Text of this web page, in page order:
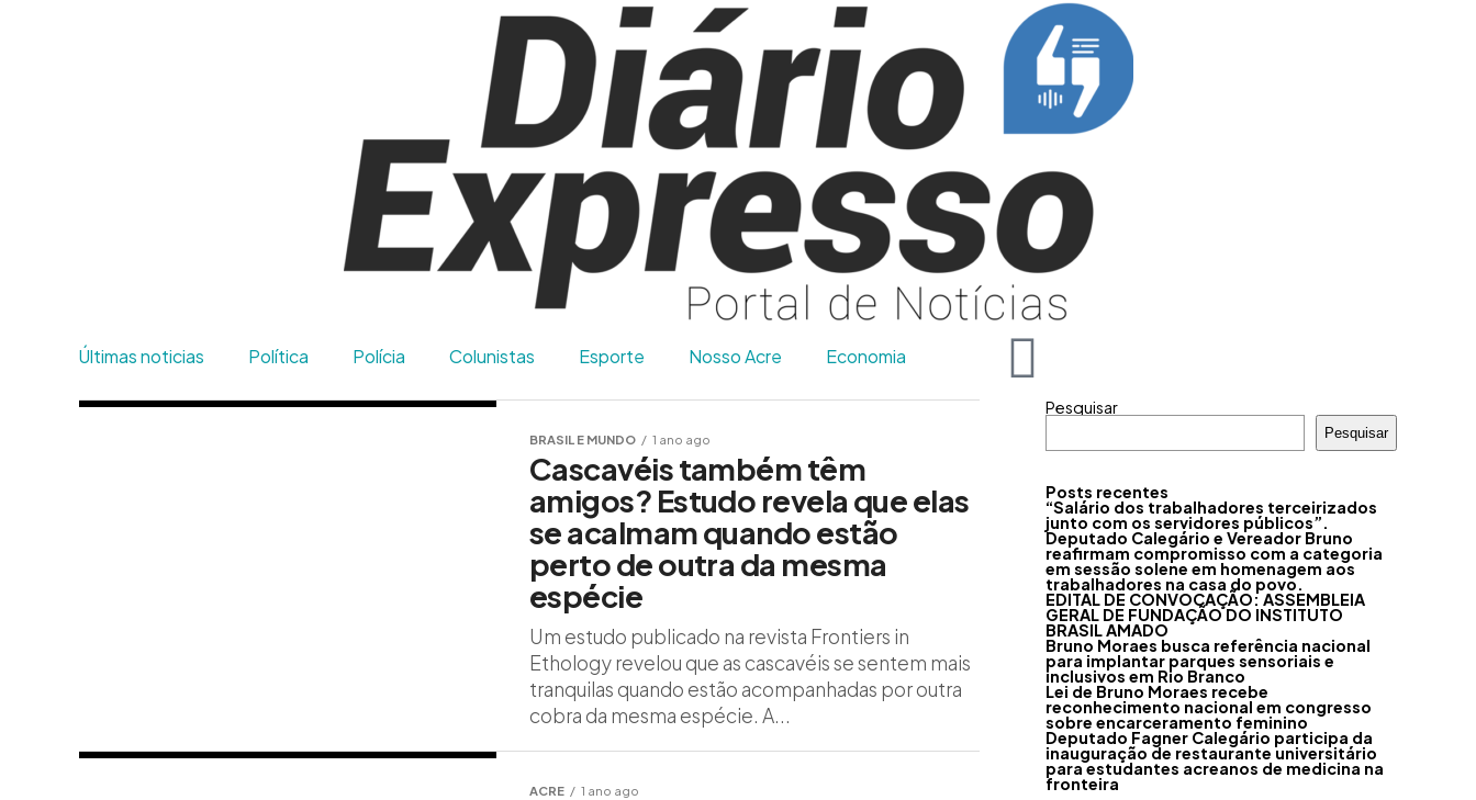
Últimas noticias Política Polícia Colunistas Esporte Nosso Acre Economia
BRASIL E MUNDO 1 ano ago
Cascavéis também têm
amigos? Estudo revela que elas
se acalmam quando estão
perto de outra da mesma
espécie
Um estudo publicado na revista Frontiers in
Ethology revelou que as cascavéis se sentem mais
tranquilas quando estão acompanhadas por outra
cobra da mesma espécie. A...
ACRE 1 ano ago
Pesquisar
Pesquisar
Posts recentes
“Salário dos trabalhadores terceirizados
junto com os servidores públicos”.
Deputado Calegário e Vereador Bruno
reafirmam compromisso com a categoria
em sessão solene em homenagem aos
trabalhadores na casa do povo.
EDITAL DE CONVOCAÇÃO: ASSEMBLEIA
GERAL DE FUNDAÇÃO DO INSTITUTO
BRASIL AMADO
Bruno Moraes busca referência nacional
para implantar parques sensoriais e
inclusivos em Rio Branco
Lei de Bruno Moraes recebe
reconhecimento nacional em congresso
sobre encarceramento feminino
Deputado Fagner Calegário participa da
inauguração de restaurante universitário
para estudantes acreanos de medicina na
fronteira